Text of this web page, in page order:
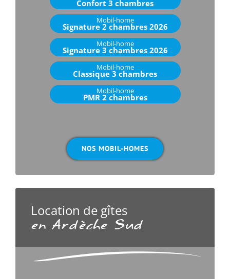
NOS MOBIL-HOMES
Confort 3 chambres
Mobil-home
Signature 2 chambres 2026
Mobil-home
Signature 3 chambres 2026
Mobil-home
Classique 3 chambres
Mobil-home
PMR 2 chambres
Location de gîtes
en Ardèche Sud